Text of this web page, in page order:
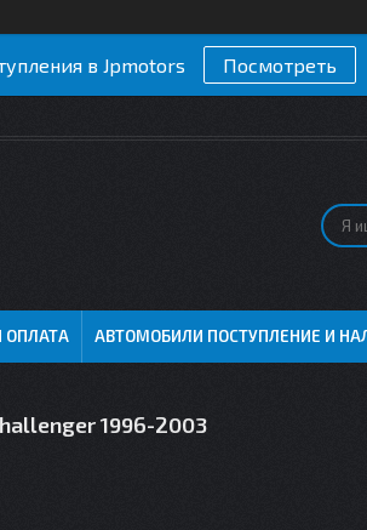
в Jpmotors Посмотреть
ОПЛАТА АВТОМОБИЛИ ПОСТУПЛЕНИЕ И
1996-2003